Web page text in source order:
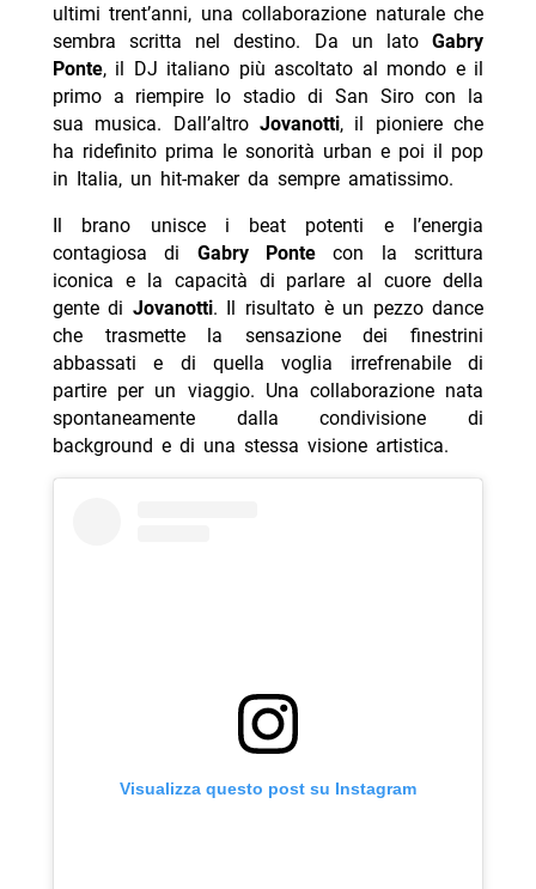
ultimi trent’anni, una collaborazione naturale che
sembra scritta nel destino. Da un latoGabry
Ponte, il DJ italiano più ascoltato al mondo e il
primo a riempire lo stadio di San Siro con la
sua musica. Dall’altro Jovanotti, il pioniere che
ha ridefinito prima le sonorità urban e poi il pop
in Italia, un hit-maker da sempre amatissimo.
Il brano unisce i beat potenti e l’energia
contagiosa di Gabry Ponte con la scrittura
iconica e la capacità di parlare al cuore della
gente di Jovanotti. Il risultato è un pezzo dance
che trasmette la sensazione dei finestrini
abbassati e di quella voglia irrefrenabile di
partire per un viaggio. Una collaborazione nata
spontaneamente dalla condivisione di
background e di una stessa visione artistica.
Visualizza questo post su Instagram